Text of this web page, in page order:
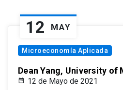
12 MAY
Microeconomía Aplicada
Dean Yang, University of
12 de Mayo de 2021